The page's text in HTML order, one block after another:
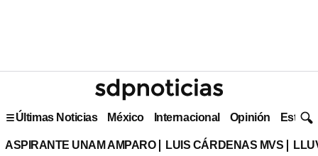
Últimas Noticias México Internacional Opinión Estilo
ASPIRANTE UNAM AMPARO LUIS CÁRDENAS MVS